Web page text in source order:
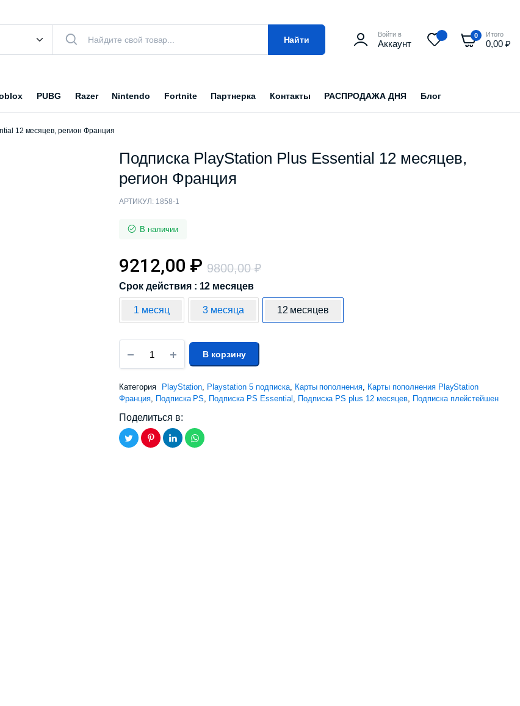
Найти
Войти в
Аккаунт
0 Итого
0,00₽
PUBG Razer Nintendo Fortnite Партнерка Контакты РАСПРОДАЖА ДНЯ Блог
12 месяцев, регион Франция
Подписка PlayStation Plus Essential 12 месяцев,
регион Франция
АРТИКУЛ: 1858-1
В наличии
9800,00₽
9212,00 ₽
Срок действия : 12 месяцев
1 месяц 3 месяца 12 месяцев
В корзину
Категория PlayStation, Playstation 5 подписка, Карты пополнения, Карты пополнения PlayStation
Франция, Подписка PS, Подписка PS Essential , Подписка PS plus 12 месяцев, Подписка плейстейшен
Поделиться в: